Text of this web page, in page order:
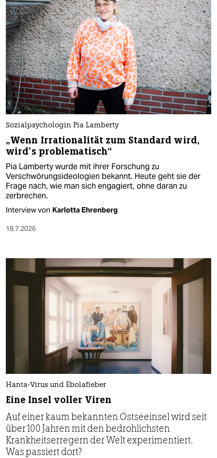
Sozialpsychologin Pia Lamberty
„Wenn Irrationalität zum Standard wird,
wird’s problematisch“
Pia Lamberty wurde mit ihrer Forschung zu
Verschwörungsideologien bekannt. Heute geht sie der
Frage nach, wie man sich engagiert, ohne daran zu
zerbrechen.
Interview von Karlotta Ehrenberg
18.7.2026
Hanta-Virus und Ebolafieber
Eine Insel voller Viren
Auf einer kaum bekannten Ostseeinsel wird seit
über 100 Jahren mit den bedrohlichsten
Krankheitserregern der Welt experimentiert.
Was passiert dort?